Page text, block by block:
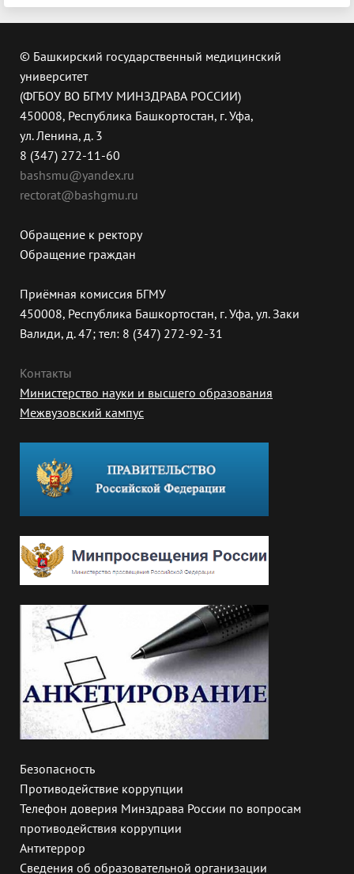
© Башкирский государственный медицинский
университет
(ФГБОУ ВО БГМУ МИНЗДРАВА РОССИИ)
450008, Республика Башкортостан, г. Уфа,
ул. Ленина, д. 3
8 (347) 272-11-60
bashsmu@yandex.ru
rectorat@bashgmu.ru
Обращение к ректору
Обращение граждан
Приёмная комиссия БГМУ
450008, Республика Башкортостан, г. Уфа, ул. Заки
Валиди, д. 47; тел: 8 (347) 272-92-31
Контакты
Министерство науки и высшего образования
Межвузовский кампус
Безопасность
Противодействие коррупции
Телефон доверия Минздрава России по вопросам
противодействия коррупции
Антитеррор
Сведения об образовательной организации